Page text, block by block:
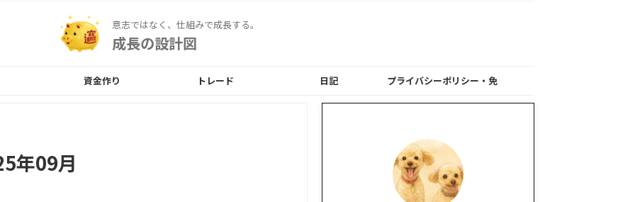
意志ではなく、仕組みで成長する。
成長の設計図
資金作り トレード 日記 プライバシーポリシー・免
年09月